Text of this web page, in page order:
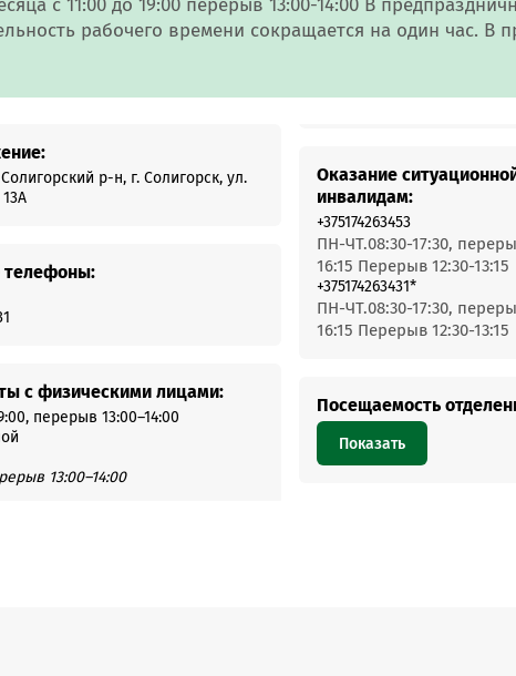
Онлайн-консультант:
пн—пт 9:00 - 20:00*
с 11:00 до 19:00 перерыв 13:00-14:00 В
рабочего времени сокращается на один час. В
р-н, г. Солигорск, ул.
телефоны:
с физическими лицами:
перерыв 13:00–14:00
13:00–14:00
Оказание
инвалидам:
+375174263453
ПН-ЧТ.08:30-17:30,
16:15 Перерыв 12:30-13:15
+375174263431*
ПН-ЧТ.08:30-17:30,
16:15 Перерыв 12:30-13:15
Посещаемость
Показать